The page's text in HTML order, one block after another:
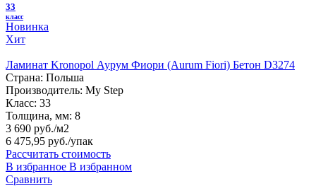
33
класс
Новинка
Хит
Ламинат Kronopol Аурум Фиори (Aurum Fiori) Бетон D3274
Страна: Польша
Производитель: My Step
Класс: 33
Толщина, мм: 8
3 690 руб./м2
6 475,95 руб./упак
Рассчитать стоимость
В избранное В избранном
Сравнить